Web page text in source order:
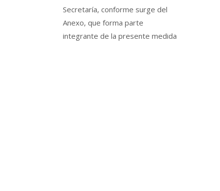
Secretaría, conforme surge del
Anexo, que forma parte
integrante de la presente medida